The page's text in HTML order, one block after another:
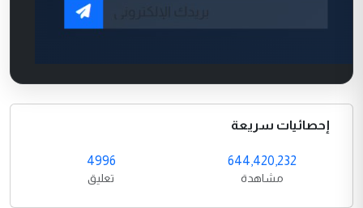
إحصائيات سريعة
644,420,232
مشاهدة
4996
تعليق